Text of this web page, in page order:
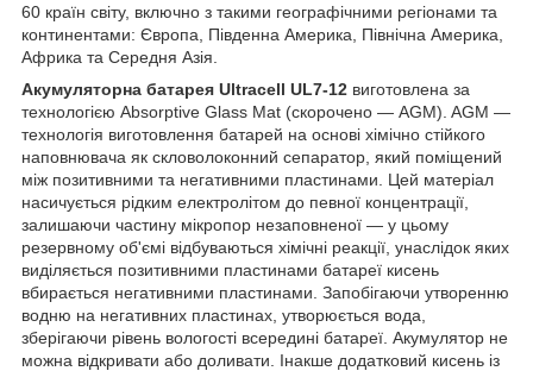
60 країн світу, включно з такими географічними регіонами та
континентами: Європа, Південна Америка, Північна Америка,
Африка та Середня Азія.
Акумуляторна батарея Ultracell UL7-12 виготовлена за
технологією Absorptive Glass Mat (скорочено — AGM). AGM —
технологія виготовлення батарей на основі хімічно стійкого
наповнювача як скловолоконний сепаратор, який поміщений
між позитивними та негативними пластинами. Цей матеріал
насичується рідким електролітом до певної концентрації,
залишаючи частину мікропор незаповненої — у цьому
резервному об'ємі відбуваються хімічні реакції, унаслідок яких
виділяється позитивними пластинами батареї кисень
вбирається негативними пластинами. Запобігаючи утворенню
водню на негативних пластинах, утворюється вода,
зберігаючи рівень вологості всередині батареї. Акумулятор не
можна відкривати або доливати. Інакше додатковий кисень із